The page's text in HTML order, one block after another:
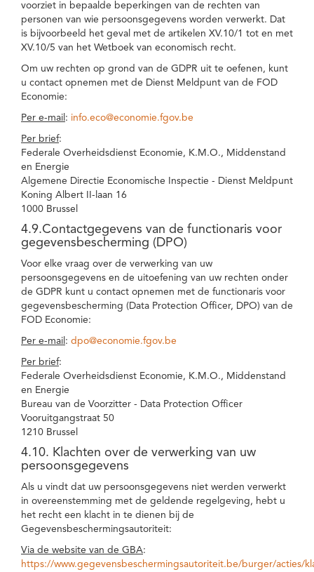
voorziet in bepaalde beperkingen van de rechten van
personen van wie persoonsgegevens worden verwerkt. Dat
is bijvoorbeeld het geval met de artikelen XV.10/1 tot en met
XV.10/5 van het Wetboek van economisch recht.
Om uw rechten op grond van de GDPR uit te oefenen, kunt
u contact opnemen met de Dienst Meldpunt van de FOD
Economie:
Per e-mail : info.eco@economie.fgov.be
Per brief:
Federale Overheidsdienst Economie, K.M.O., Middenstand
en Energie
Algemene Directie Economische Inspectie - Dienst Meldpunt
Koning Albert II-laan 16
1000 Brussel
4.9.Contactgegevens van de functionaris voor
gegevensbescherming (DPO)
Voor elke vraag over de verwerking van uw
persoonsgegevens en de uitoefening van uw rechten onder
de GDPR kunt u contact opnemen met de functionaris voor
gegevensbescherming (Data Protection Officer, DPO) van de
FOD Economie:
Per e-mail : dpo@economie.fgov.be
Per brief:
Federale Overheidsdienst Economie, K.M.O., Middenstand
en Energie
Bureau van de Voorzitter - Data Protection Officer
Vooruitgangstraat 50
1210 Brussel
4.10. Klachten over de verwerking van uw
persoonsgegevens
Als u vindt dat uw persoonsgegevens niet werden verwerkt
in overeenstemming met de geldende regelgeving, hebt u
het recht een klacht in te dienen bij de
Gegevensbeschermingsautoriteit:
Via de website van de GBA:
https://www.gegevensbeschermingsautoriteit.be/burger/acties/